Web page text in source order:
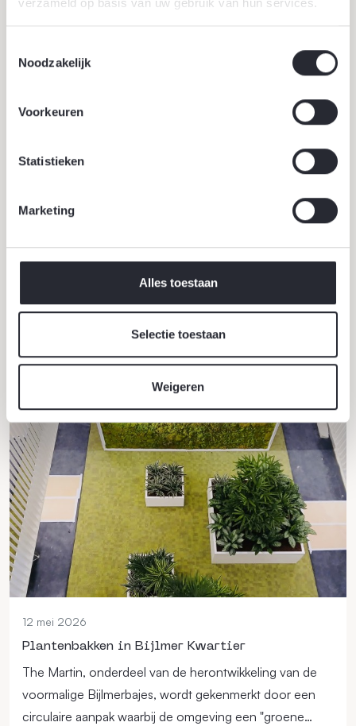
verzameld op basis van uw gebruik van hun services.
Noodzakelijk
Voorkeuren
Statistieken
Marketing
Alles toestaan
Selectie toestaan
Weigeren
Werklandschappen van de Toekomst transformeren
bedrijventerreinen naar groene, gezonde en
Lees verder
12 mei 2026
Plantenbakken in Bijlmer Kwartier
The Martin, onderdeel van de herontwikkeling van de
voormalige Bijlmerbajes, wordt gekenmerkt door een
circulaire aanpak waarbij de omgeving een "groene